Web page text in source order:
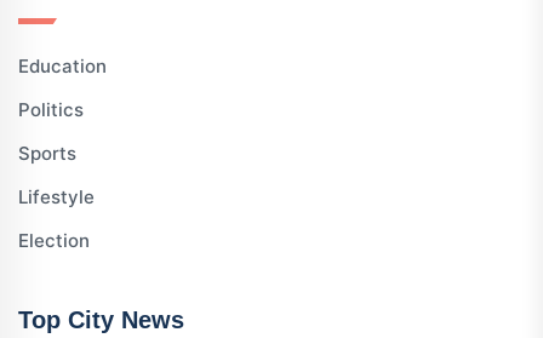
Education
Politics
Sports
Lifestyle
Election
Top City News